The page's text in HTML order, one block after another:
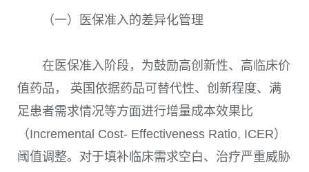
（一）医保准入的差异化管理
在医保准入阶段，为鼓励高创新性、高临床价
值药品， 英国依据药品可替代性、创新程度、满
足患者需求情况等方面进行增量成本效果比
（Incremental Cost- Effectiveness Ratio, ICER）
阈值调整。对于填补临床需求空白、治疗严重威胁